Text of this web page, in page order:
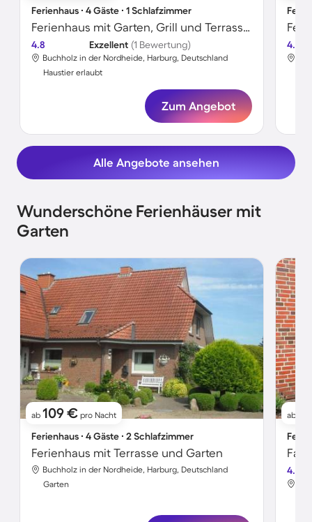
Ferienhaus ∙ 4 Gäste ∙ 1 Schlafzimmer
Ferienhaus mit Garten, Grill und Terrasse | Gartenblick
4.8 Exzellent (1 Bewertung)
Buchholz in der Nordheide, Harburg, Deutschland
Haustier erlaubt
Zum Angebot
4.8
Alle Angebote ansehen
Wunderschöne Ferienhäuser mit
Garten
ab 109 € pro Nacht
Ferienhaus ∙ 4 Gäste ∙ 2 Schlafzimmer
Ferienhaus mit Terrasse und Garten
Buchholz in der Nordheide, Harburg, Deutschland
Garten
ab
4.6